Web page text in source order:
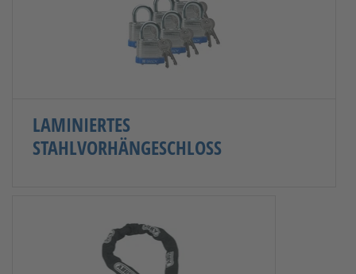
LAMINIERTES
STAHLVORHÄNGESCHLOSS